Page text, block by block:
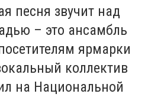
песня звучит над
– это ансамбль
ярмарки
коллектив
на Национальной